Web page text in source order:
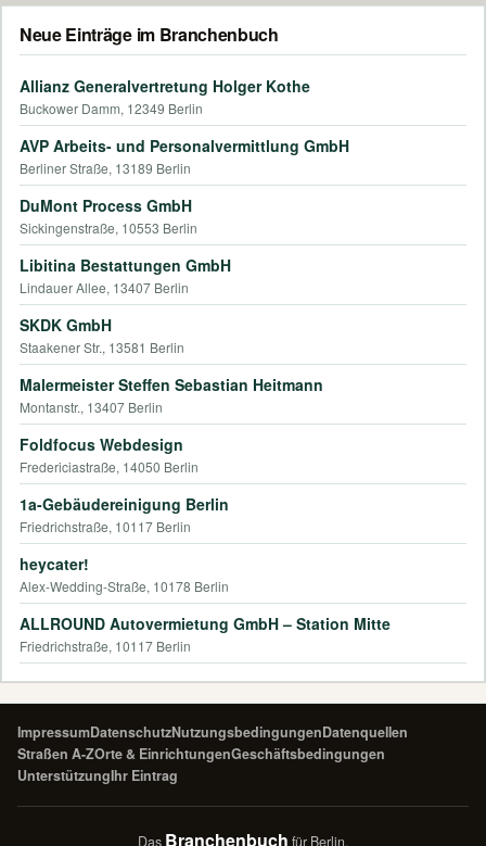
Neue Einträge im Branchenbuch
Allianz Generalvertretung Holger Kothe
Buckower Damm, 12349 Berlin
AVP Arbeits- und Personalvermittlung GmbH
Berliner Straße, 13189 Berlin
DuMont Process GmbH
Sickingenstraße, 10553 Berlin
Libitina Bestattungen GmbH
Lindauer Allee, 13407 Berlin
SKDK GmbH
Staakener Str., 13581 Berlin
Malermeister Steffen Sebastian Heitmann
Montanstr., 13407 Berlin
Foldfocus Webdesign
Fredericiastraße, 14050 Berlin
1a-Gebäudereinigung Berlin
Friedrichstraße, 10117 Berlin
heycater!
Alex-Wedding-Straße, 10178 Berlin
ALLROUND Autovermietung GmbH – Station Mitte
Friedrichstraße, 10117 Berlin
ImpressumDatenschutzNutzungsbedingungenDatenquellen
Straßen A-ZOrte & EinrichtungenGeschäftsbedingungen
UnterstützungIhr Eintrag
Das Branchenbuch für Berlin.